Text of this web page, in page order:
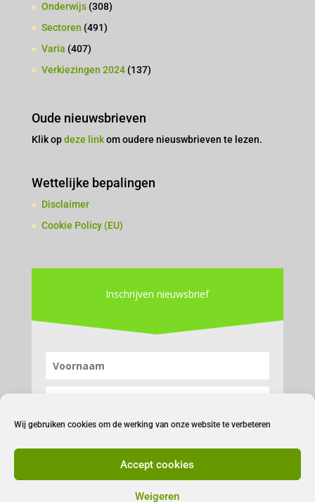
Wij gebruiken cookies om de werking van onze website te verbeteren
Accept cookies
Weigeren
Onderwijs(308)
Sectoren (491)
Varia (407)
Verkiezingen 2024(137)
Oude nieuwsbrieven
Klik opdeze linkom oudere nieuswbrieven te lezen.
Wettelijke bepalingen
Disclaimer
Cookie Policy (EU)
Inschrijven nieuwsbrief
Inschrijven